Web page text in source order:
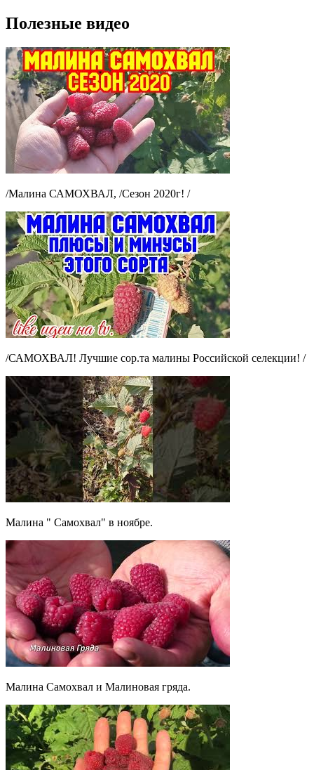
Полезные видео
/Малина САМОХВАЛ, /Сезон 2020г! /
/САМОХВАЛ! Лучшие сор.та малины Российской селекции! /
Малина " Самохвал" в ноябре.
Малина Самохвал и Малиновая гряда.